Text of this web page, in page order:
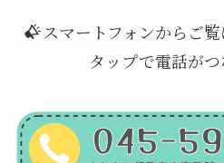
スマートフォンからご覧
タップで電話がつ